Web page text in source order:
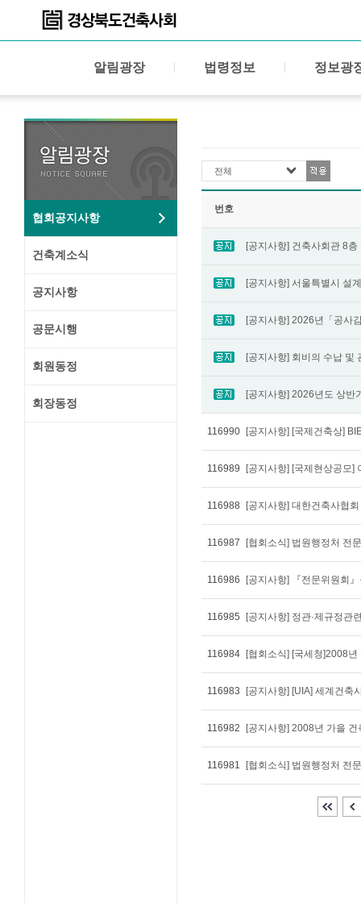
알림광장 법령정보 정보광
협회공지사항
건축계소식
공지사항
공문시행
회원동정
회장동정
전체
번호
[공지사항] 회비의 수납 및
116990 [공지사항] [국제건축상]
116989 [공지사항] [국제현상공모]
116988 [공지사항] 대한건축사협
116987
116986 [공지사항] 『전문위원회
116985 [공지사항] 정관·제규정관
116984 [협회소식] [국세청]2008
116983 [공지사항] [UIA] 세계건축
116982 [공지사항] 2008년 가을
116981 [협회소식] 법원행정처 전